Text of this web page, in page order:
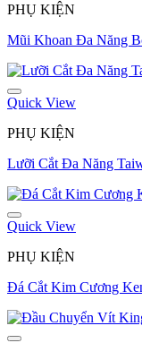
PHỤ KIỆN
Mũi Khoan Đa Năng
Quick View
PHỤ KIỆN
Lưỡi Cắt Đa Năng
Quick View
PHỤ KIỆN
Đá Cắt Kim Cương